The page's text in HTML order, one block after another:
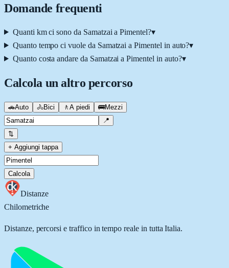
Domande frequenti
Quanti km ci sono da Samatzai a Pimentel?▾
Quanto tempo ci vuole da Samatzai a Pimentel in auto?▾
Quanto costa andare da Samatzai a Pimentel in auto?▾
Calcola un altro percorso
🚗Auto 🚴Bici 🚶 A piedi 🚌Mezzi
📍
⇅
+ Aggiungi tappa
Calcola
Distanze
Chilometriche
Distanze, percorsi e traffico in tempo reale in tutta Italia.